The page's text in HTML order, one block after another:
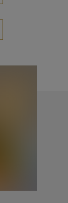
WC.
les 2
le jardin
jardin.